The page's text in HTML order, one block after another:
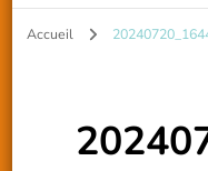
Accueil